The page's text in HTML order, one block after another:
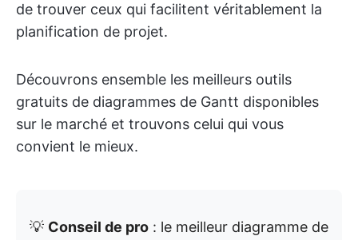
de trouver ceux qui facilitent véritablement la
planification de projet.
Découvrons ensemble les meilleurs outils
gratuits de diagrammes de Gantt disponibles
sur le marché et trouvons celui qui vous
convient le mieux.
💡 Conseil de pro : le meilleur diagramme de